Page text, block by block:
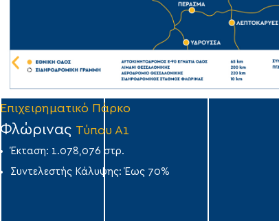
Επιχειρηματικό Πάρκο
Φλώρινας Τύπου Α1
Έκταση: 1.078,076 στρ.
Συντελεστής Κάλυψης: Έως 70%